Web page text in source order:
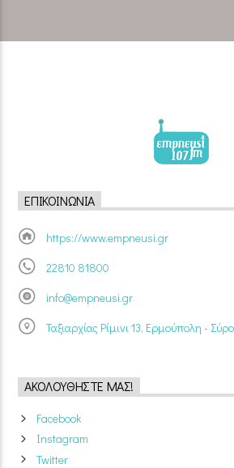
ΕΠΙΚΟΙΝΩΝΊΑ
https://www.empneusi.gr
22810 81800
info@empneusi.gr
Ταξιαρχίας Ρίμινι 13, Ερμούπολη -
ΑΚΟΛΟΥΘΉΣΤΕ ΜΑΣ!
Facebook
Instagram
Twitter